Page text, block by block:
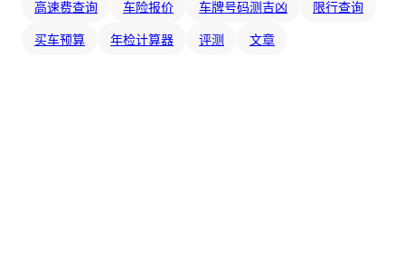
高速费查询 车险报价 车牌号码测吉凶 限行查询
买车预算 年检计算器 评测 文章